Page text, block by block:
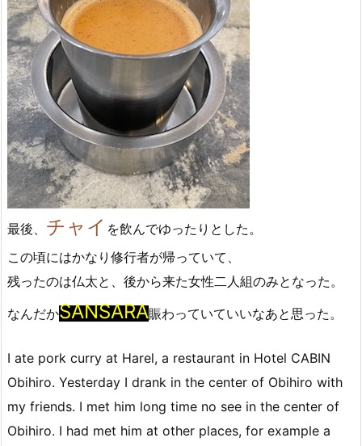
最後、 チャイ を飲んでゆったりとした。
この頃にはかなり修行者が帰っていて、
残ったのは仏太と、後から来た女性二人組のみとなった。
なんだかSANSARA賑わっていていいなあと思った。
I ate pork curry at Harel, a restaurant in Hotel CABIN
Obihiro. Yesterday I drank in the center of Obihiro with
my friends. I met him long time no see in the center of
Obihiro. I had met him at other places, for example a